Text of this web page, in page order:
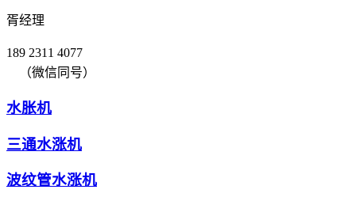
胥经理
189 2311 4077
（微信同号）
水胀机
三通水涨机
波纹管水涨机